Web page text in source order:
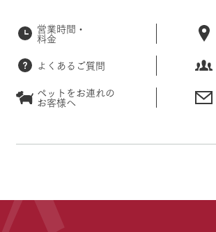
営業時間・
料金
よくあるご質問
ペットをお連れの
お客様へ